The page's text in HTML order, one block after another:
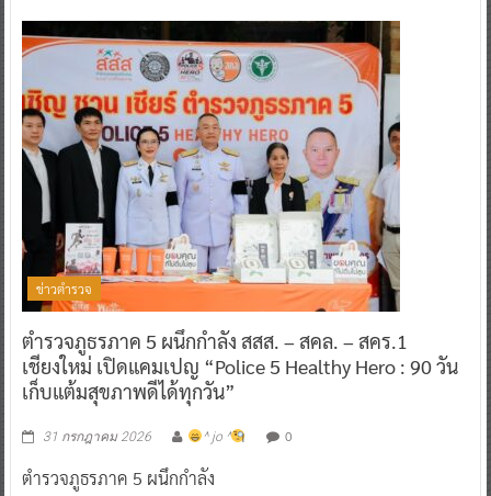
ข่าวตำรวจ
ตำรวจภูธรภาค 5 ผนึกกำลัง สสส. – สคล. – สคร.1
เชียงใหม่ เปิดแคมเปญ “Police 5 Healthy Hero : 90 วัน
เก็บแต้มสุขภาพดีได้ทุกวัน”
31 กรกฎาคม 2026 ^ jo ^ 0
ตำรวจภูธรภาค 5 ผนึกกำลัง